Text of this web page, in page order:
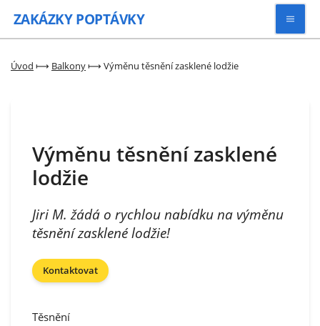
ZAKÁZKY POPTÁVKY
Vyhledávat
Kategorie
Úvod ⟼ Balkony⟼ Výměnu těsnění zasklené lodžie
Výměnu těsnění zasklené
lodžie
Jiri M. žádá o rychlou nabídku na výměnu
těsnění zasklené lodžie!
Kontaktovat
Těsnění